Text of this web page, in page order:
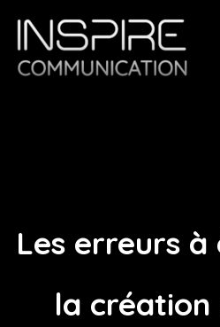
Les erreurs
la